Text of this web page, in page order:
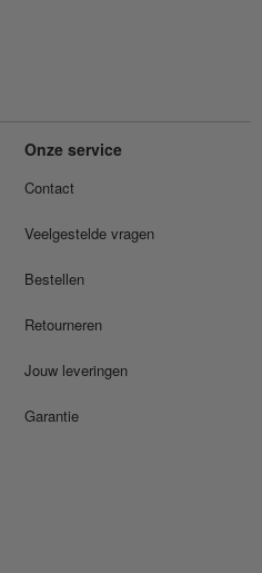
Onze service
Contact
Veelgestelde vragen
Bestellen
Retourneren
Jouw leveringen
Garantie